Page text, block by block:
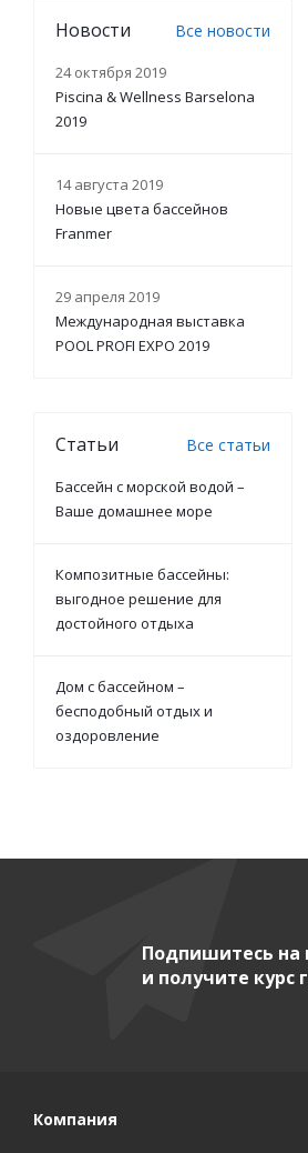
Новости Все новости
24 октября 2019
Piscina & Wellness Barselona
2019
14 августа 2019
Новые цвета бассейнов
Franmer
29 апреля 2019
Международная выставка
POOL PROFI EXPO 2019
Статьи Все статьи
Бассейн с морской водой –
Ваше домашнее море
Композитные бассейны:
выгодное решение для
достойного отдыха
Дом с бассейном –
бесподобный отдых и
оздоровление
Подпишитесь на
и получите курс
Компания